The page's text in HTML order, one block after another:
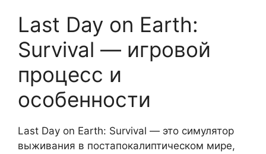
Last Day on Earth:
Survival — игровой
процесс и
особенности
Last Day on Earth: Survival — это симулятор
выживания в постапокалиптическом мире,